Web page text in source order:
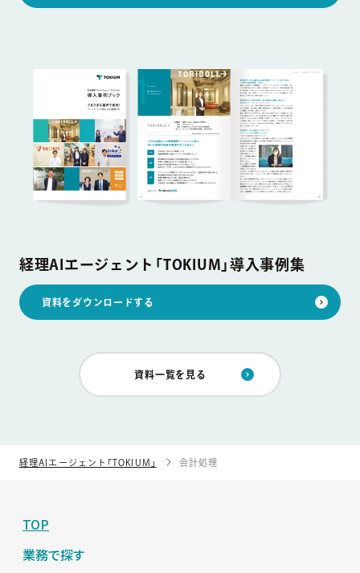
経理AIエージェント「TOKIUM」導入事例集
資料をダウンロードする
資料一覧を見る
経理AIエージェント「TOKIUM」 会計処理
TOP
業務で探す